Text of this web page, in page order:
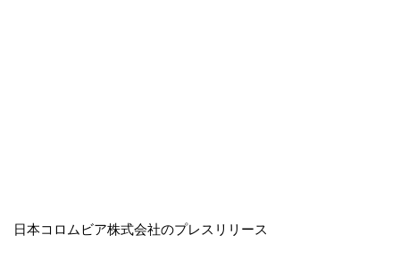
日本コロムビア株式会社のプレスリリース